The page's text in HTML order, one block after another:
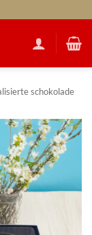
schokolade